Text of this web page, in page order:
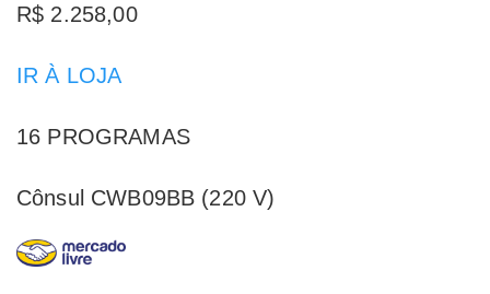
R$ 2.258,00
IR À LOJA
16 PROGRAMAS
Cônsul CWB09BB (220 V)